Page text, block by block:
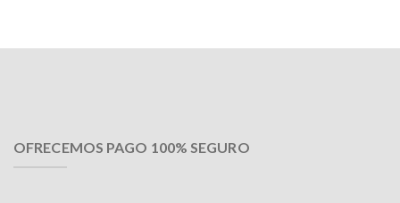
OFRECEMOS PAGO 100% SEGURO